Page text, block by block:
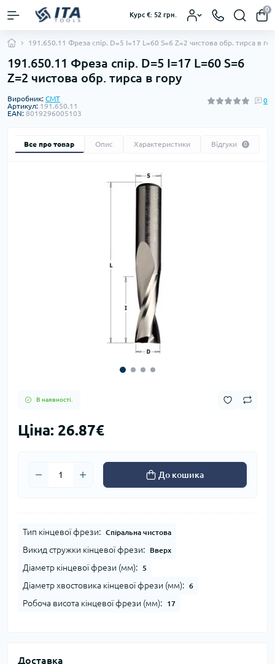
Курс €: 52 грн.
0
191.650.11 Фреза спір. D=5 I=17 L=60 S=6 Z=2 чистова обр. тирса в
191.650.11 Фреза спір. D=5 I=17 L=60 S=6
Z=2 чистова обр. тирса в гору
Виробник: CMT
Артикул: 191.650.11
EAN: 8019296005103
0
Все про товар Опис Характеристики Відгуки 0
В наявності.
Ціна: 26.87€
До кошика
Тип кінцевої фрези: Спіральна чистова
Викид стружки кінцевої фрези: Вверх
Діаметр кінцевої фрези (мм): 5
Діаметр хвостовика кінцевої фрези (мм): 6
Робоча висота кінцевої фрези (мм): 17
Доставка